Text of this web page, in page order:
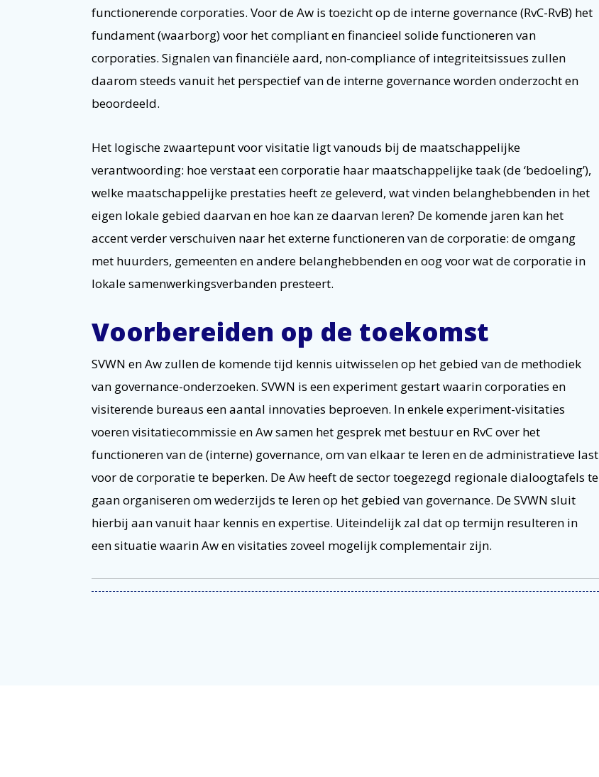
functionerende corporaties. Voor de Aw is toezicht op de interne governance (RvC-RvB) het
fundament (waarborg) voor het compliant en financieel solide functioneren van
corporaties. Signalen van financiële aard, non-compliance of integriteitsissues zullen
daarom steeds vanuit het perspectief van de interne governance worden onderzocht en
beoordeeld.
Het logische zwaartepunt voor visitatie ligt vanouds bij de maatschappelijke
verantwoording: hoe verstaat een corporatie haar maatschappelijke taak (de ‘bedoeling’),
welke maatschappelijke prestaties heeft ze geleverd, wat vinden belanghebbenden in het
eigen lokale gebied daarvan en hoe kan ze daarvan leren? De komende jaren kan het
accent verder verschuiven naar het externe functioneren van de corporatie: de omgang
met huurders, gemeenten en andere belanghebbenden en oog voor wat de corporatie in
lokale samenwerkingsverbanden presteert.
Voorbereiden op de toekomst
SVWN en Aw zullen de komende tijd kennis uitwisselen op het gebied van de methodiek
van governance-onderzoeken. SVWN is een experiment gestart waarin corporaties en
visiterende bureaus een aantal innovaties beproeven. In enkele experiment-visitaties
voeren visitatiecommissie en Aw samen het gesprek met bestuur en RvC over het
functioneren van de (interne) governance, om van elkaar te leren en de administratieve last
voor de corporatie te beperken. De Aw heeft de sector toegezegd regionale dialoogtafels te
gaan organiseren om wederzijds te leren op het gebied van governance. De SVWN sluit
hierbij aan vanuit haar kennis en expertise. Uiteindelijk zal dat op termijn resulteren in
een situatie waarin Aw en visitaties zoveel mogelijk complementair zijn.